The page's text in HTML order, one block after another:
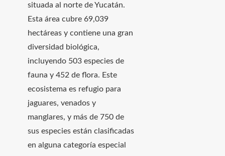
situada al norte de Yucatán.
Esta área cubre 69,039
hectáreas y contiene una gran
diversidad biológica,
incluyendo 503 especies de
fauna y 452 de flora. Este
ecosistema es refugio para
jaguares, venados y
manglares, y más de 750 de
sus especies están clasificadas
en alguna categoría especial